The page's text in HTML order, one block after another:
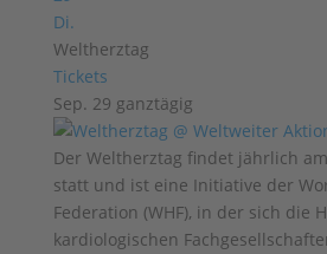
Di.
Weltherztag
Tickets
Sep. 29 ganztägig
Der Weltherztag findet jährlich
statt und ist eine Initiative der
Federation (WHF), in der sich die
kardiologischen